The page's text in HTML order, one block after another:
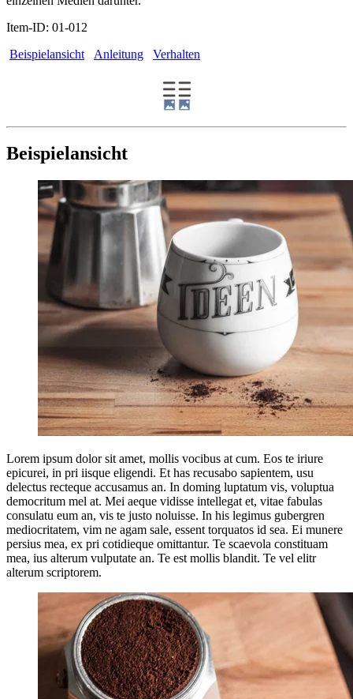
Item-ID: 01-012
Beispielansicht
Anleitung Verhalten
Beispielansicht
Lorem ipsum dolor sit amet, mollis vocibus at cum. Eos te iriure
epicurei, in pri iisque eligendi. Et has recusabo sapientem, usu
delectus recteque accusamus an. In doming luptatum vis, voluptua
democritum mel at. Mei aeque vidisse intellegat et, vitae fabulas
consulatu eum an, vis te justo noluisse. In his legimus gubergren
mediocritatem, vim ne agam sale, essent torquatos id sea. Ei munere
persius mea, ex pri cotidieque omittantur. Te scaevola constituam
mea, ius alterum vulputate an. Te est mollis blandit. Te vel elitr
alterum scriptorem.